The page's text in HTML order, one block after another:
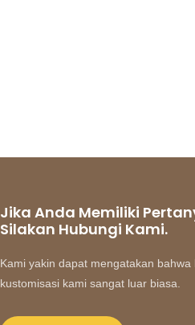
Jika Anda Memiliki
Silakan Hubungi Kami.
Kami yakin dapat mengatakan bahwa
kustomisasi kami sangat luar biasa.